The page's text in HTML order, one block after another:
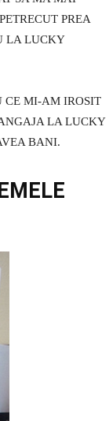
PREA
LA LUCKY
CE MI-AM IROSIT
LA LUCKY
BANI.